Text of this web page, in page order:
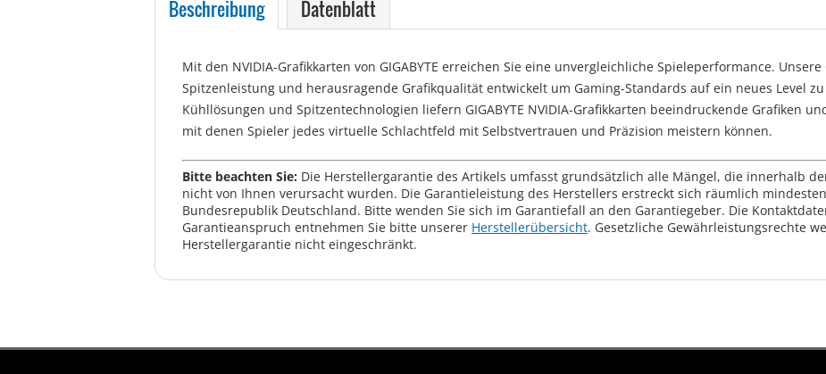
Beschreibung Datenblatt
Mit den NVIDIA-Grafikkarten von GIGABYTE erreichen Sie eine unvergleichliche Spieleperformance.
Spitzenleistung und herausragende Grafikqualität entwickelt um Gaming-Standards auf ein neues Level
Kühllösungen und Spitzentechnologien liefern GIGABYTE NVIDIA-Grafikkarten beeindruckende Grafiken
mit denen Spieler jedes virtuelle Schlachtfeld mit Selbstvertrauen und Präzision meistern können.
Bitte beachten Sie: Die Herstellergarantie des Artikels umfasst grundsätzlich alle Mängel, die innerhalb
nicht von Ihnen verursacht wurden. Die Garantieleistung des Herstellers erstreckt sich räumlich
Bundesrepublik Deutschland. Bitte wenden Sie sich im Garantiefall an den Garantiegeber. Die
Garantieanspruch entnehmen Sie bitte unserer Herstellerübersicht. Gesetzliche Gewährleistungsrechte
Herstellergarantie nicht eingeschränkt.